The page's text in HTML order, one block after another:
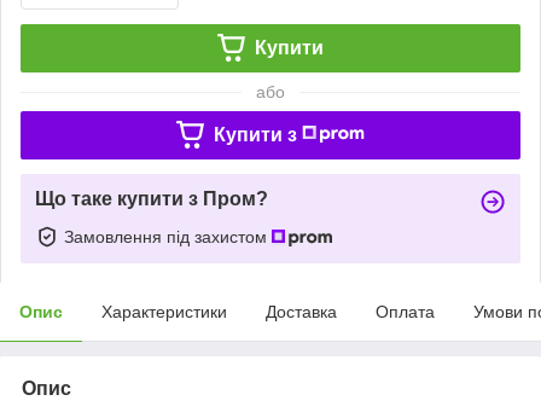
Купити
або
Купити з
Що таке купити з Пром?
Замовлення під захистом
Опис Характеристики Доставка Оплата Умови
Опис